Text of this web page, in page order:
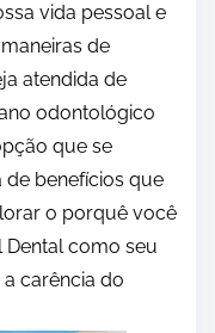
vida pessoal e
de
atendida de
odontológico
que se
benefícios que
o porquê você
como seu
carência do